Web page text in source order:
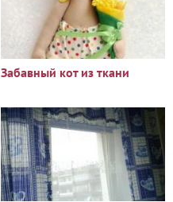
Забавный кот из ткани